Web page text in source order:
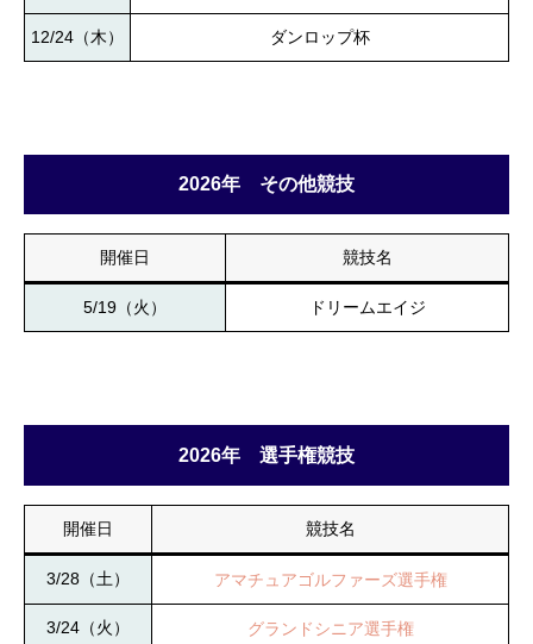
12/24（木） ダンロップ杯
2026年 その他競技
開催日 競技名
5/19（火） ドリームエイジ
2026年 選手権競技
開催日 競技名
3/28（土） アマチュアゴルファーズ選手権
3/24（火） グランドシニア選手権